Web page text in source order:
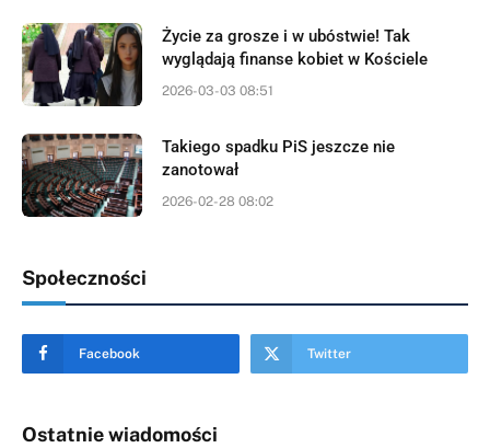
Życie za grosze i w ubóstwie! Tak
wyglądają finanse kobiet w Kościele
2026-03-03 08:51
Takiego spadku PiS jeszcze nie
zanotował
2026-02-28 08:02
Społeczności
Facebook Twitter
Ostatnie wiadomości